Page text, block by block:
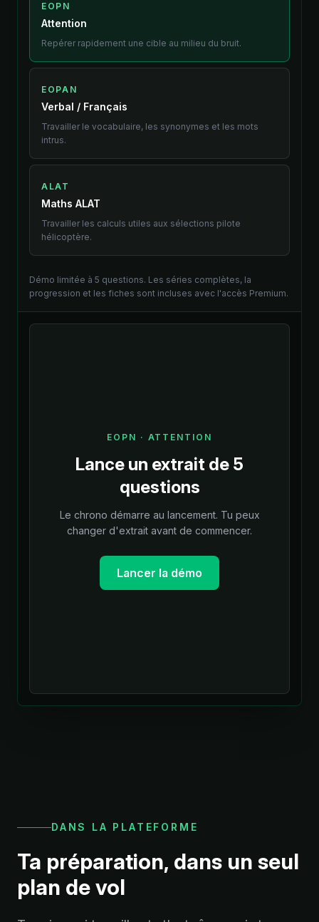
EOPN
Attention
Repérer rapidement une cible au milieu du bruit.
EOPAN
Verbal / Français
Travailler le vocabulaire, les synonymes et les mots
intrus.
ALAT
Maths ALAT
Travailler les calculs utiles aux sélections pilote
hélicoptère.
Démo limitée à 5 questions. Les séries complètes, la
progression et les fiches sont incluses avec l'accès Premium.
EOPN · ATTENTION
Lance un extrait de 5
questions
Le chrono démarre au lancement. Tu peux
changer d'extrait avant de commencer.
Lancer la démo
DANS LA PLATEFORME
Ta préparation, dans un seul
plan de vol